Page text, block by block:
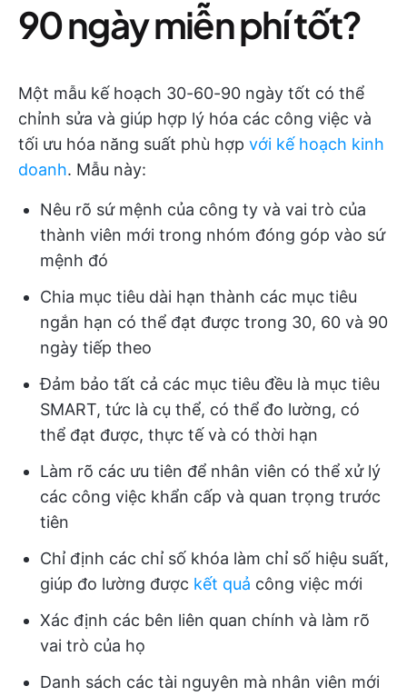
90 ngày miễn phí tốt?
Một mẫu kế hoạch 30-60-90 ngày tốt có thể
chỉnh sửa và giúp hợp lý hóa các công việc và
tối ưu hóa năng suất phù hợp với kế hoạch kinh
doanh. Mẫu này:
Nêu rõ sứ mệnh của công ty và vai trò của
thành viên mới trong nhóm đóng góp vào sứ
mệnh đó
Chia mục tiêu dài hạn thành các mục tiêu
ngắn hạn có thể đạt được trong 30, 60 và 90
ngày tiếp theo
Đảm bảo tất cả các mục tiêu đều là mục tiêu
SMART, tức là cụ thể, có thể đo lường, có
thể đạt được, thực tế và có thời hạn
Làm rõ các ưu tiên để nhân viên có thể xử lý
các công việc khẩn cấp và quan trọng trước
tiên
Chỉ định các chỉ số khóa làm chỉ số hiệu suất,
giúp đo lường được kết quả công việc mới
Xác định các bên liên quan chính và làm rõ
vai trò của họ
Danh sách các tài nguyên mà nhân viên mới